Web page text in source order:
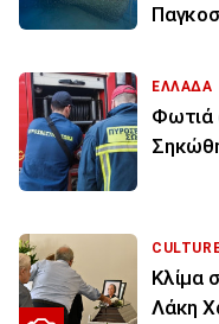
ΕΛΛΑΔΑ
Φωτιά
Κλίμα
Λάκη